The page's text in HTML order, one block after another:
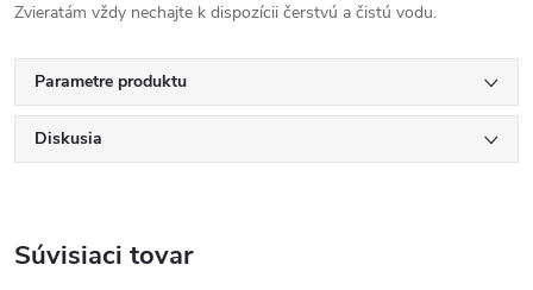
Zvieratám vždy nechajte k dispozícii čerstvú a čistú vodu.
Parametre produktu
Diskusia
Súvisiaci tovar